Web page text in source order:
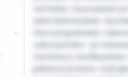
verhoilut, muuraukset ja
sekä laatoitukset.
Höyrytyspalvelut;
valumuottien- ja
Varahöyry
julkisivut ja katot.